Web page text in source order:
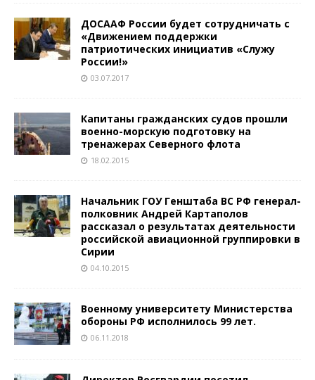
ДОСААФ России будет сотрудничать с
«Движением поддержки
патриотических инициатив «Служу
России!»
03.07.2017
Капитаны гражданских судов прошли
военно-морскую подготовку на
тренажерах Северного флота
18.02.2015
Начальник ГОУ Генштаба ВС РФ генерал-
полковник Андрей Картаполов
рассказал о результатах деятельности
российской авиационной группировки в
Сирии
04.10.2015
Военному университету Министерства
обороны РФ исполнилось 99 лет.
06.11.2018